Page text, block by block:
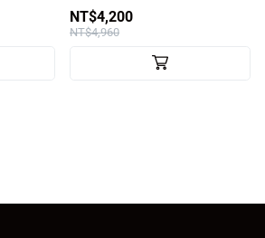
NT$4,200
NT$4,960